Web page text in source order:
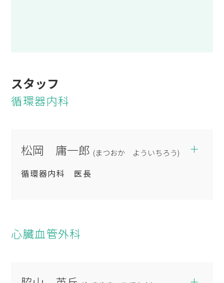
スタッフ
循環器内科
松岡 庸一郎 (まつおか よういちろう)
循環器内科 医長
循環器疾患全般
学会専門医・認定医
心臓血管外科